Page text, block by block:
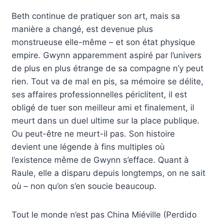
Beth continue de pratiquer son art, mais sa
manière a changé, est devenue plus
monstrueuse elle-même – et son état physique
empire. Gwynn apparemment aspiré par l’univers
de plus en plus étrange de sa compagne n’y peut
rien. Tout va de mal en pis, sa mémoire se délite,
ses affaires professionnelles périclitent, il est
obligé de tuer son meilleur ami et finalement, il
meurt dans un duel ultime sur la place publique.
Ou peut-être ne meurt-il pas. Son histoire
devient une légende à fins multiples où
l’existence même de Gwynn s’efface. Quant à
Raule, elle a disparu depuis longtemps, on ne sait
où – non qu’on s’en soucie beaucoup.
Tout le monde n’est pas China Miéville (Perdido